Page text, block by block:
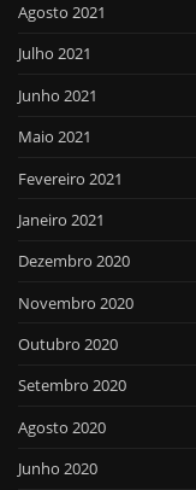
Agosto 2021
Julho 2021
Junho 2021
Maio 2021
Fevereiro 2021
Janeiro 2021
Dezembro 2020
Novembro 2020
Outubro 2020
Setembro 2020
Agosto 2020
Junho 2020